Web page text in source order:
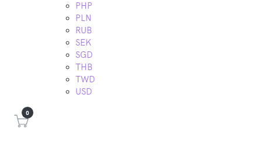
PHP
PLN
RUB
SEK
SGD
THB
TWD
USD
0